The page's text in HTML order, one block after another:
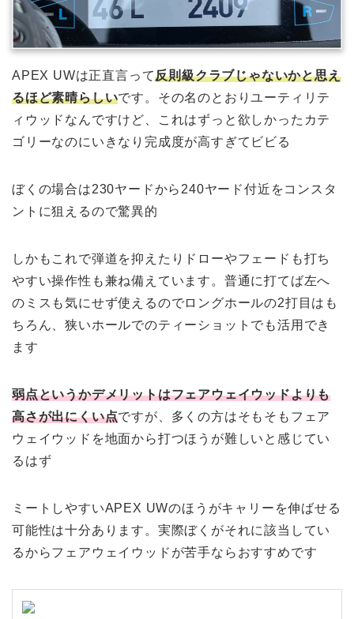
APEX UWは正直言って反則級クラブじゃないかと思え
るほど素晴らしいです。その名のとおりユーティリテ
ィウッドなんですけど、これはずっと欲しかったカテ
ゴリーなのにいきなり完成度が高すぎてビビる
ぼくの場合は230ヤードから240ヤード付近をコンスタ
ントに狙えるので驚異的
しかもこれで弾道を抑えたりドローやフェードも打ち
やすい操作性も兼ね備えています。普通に打てば左へ
のミスも気にせず使えるのでロングホールの2打目はも
ちろん、狭いホールでのティーショットでも活用でき
ます
弱点というかデメリットはフェアウェイウッドよりも
高さが出にくい点ですが、多くの方はそもそもフェア
ウェイウッドを地面から打つほうが難しいと感じてい
るはず
ミートしやすいAPEX UWのほうがキャリーを伸ばせる
可能性は十分あります。実際ぼくがそれに該当してい
るからフェアウェイウッドが苦手ならおすすめです